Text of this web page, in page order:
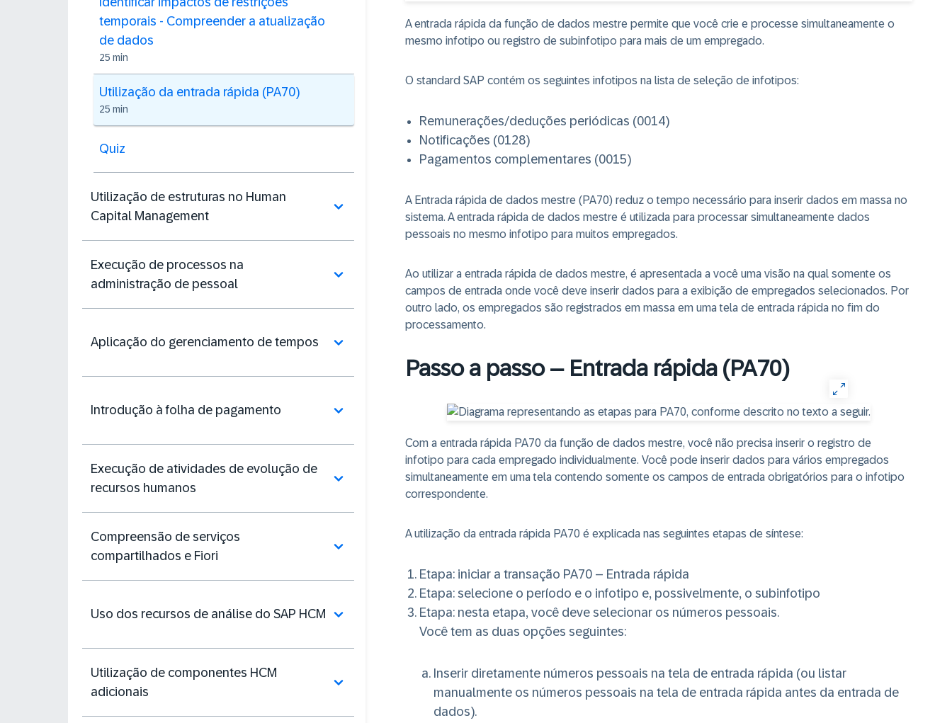
temporais - Compreender a atualização
de dados
25 min
Utilização da entrada rápida (PA70)
25 min
Quiz
Utilização de estruturas no Human
Capital Management
Execução de processos na
administração de pessoal
Aplicação do gerenciamento de tempos
Introdução à folha de pagamento
Execução de atividades de evolução de
recursos humanos
Compreensão de serviços
compartilhados e Fiori
Uso dos recursos de análise do SAP HCM
Utilização de componentes HCM
adicionais
A entrada rápida da função de dados mestre permite que você crie e processe simultaneamente o
mesmo infotipo ou registro de subinfotipo para mais de um empregado.
O standard SAP contém os seguintes infotipos na lista de seleção de infotipos:
Remunerações/deduções periódicas (0014)
Notificações (0128)
Pagamentos complementares (0015)
A Entrada rápida de dados mestre (PA70) reduz o tempo necessário para inserir dados em massa no
sistema. A entrada rápida de dados mestre é utilizada para processar simultaneamente dados
pessoais no mesmo infotipo para muitos empregados.
Ao utilizar a entrada rápida de dados mestre, é apresentada a você uma visão na qual somente os
campos de entrada onde você deve inserir dados para a exibição de empregados selecionados. Por
outro lado, os empregados são registrados em massa em uma tela de entrada rápida no fim do
processamento.
Passo a passo – Entrada rápida (PA70)
Com a entrada rápida PA70 da função de dados mestre, você não precisa inserir o registro de
infotipo para cada empregado individualmente. Você pode inserir dados para vários empregados
simultaneamente em uma tela contendo somente os campos de entrada obrigatórios para o infotipo
correspondente.
A utilização da entrada rápida PA70 é explicada nas seguintes etapas de síntese:
Etapa: iniciar a transação PA70 – Entrada rápida
Etapa: selecione o período e o infotipo e, possivelmente, o subinfotipo
Etapa: nesta etapa, você deve selecionar os números pessoais.
Você tem as duas opções seguintes:
Inserir diretamente números pessoais na tela de entrada rápida (ou listar
manualmente os números pessoais na tela de entrada rápida antes da entrada de
dados).